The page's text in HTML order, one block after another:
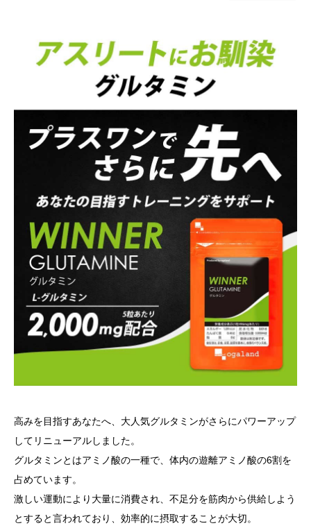
高みを目指すあなたへ、大人気グルタミンがさらにパワーアップ
してリニューアルしました。
グルタミンとはアミノ酸の一種で、体内の遊離アミノ酸の6割を
占めています。
激しい運動により大量に消費され、不足分を筋肉から供給しよう
とすると言われており、効率的に摂取することが大切。